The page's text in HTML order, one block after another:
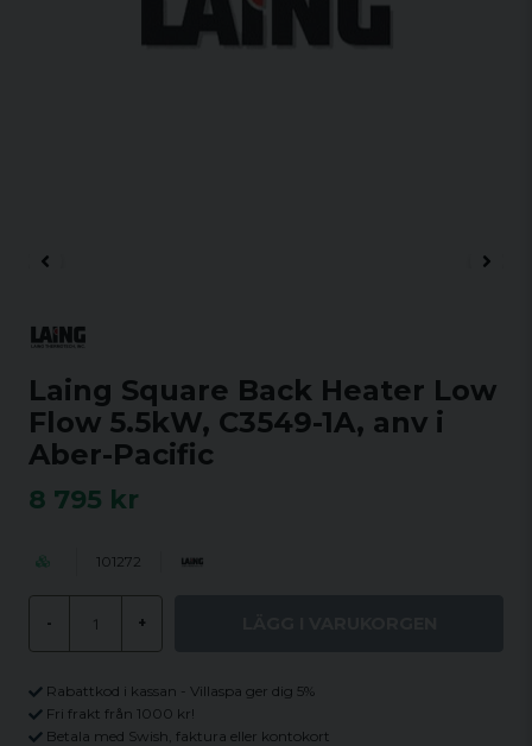
Laing Square Back Heater Low
Flow 5.5kW, C3549-1A, anv i
Aber-Pacific
8 795 kr
101272
- +
Rabattkod i kassan - Villaspa ger dig 5%
Fri frakt från 1000 kr!
Betala med Swish, faktura eller kontokort